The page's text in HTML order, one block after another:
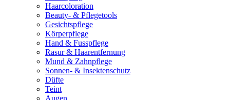
Haarcoloration
Beauty- & Pflegetools
Gesichtspflege
Körperpflege
Hand & Fusspflege
Rasur & Haarentfernung
Mund & Zahnpflege
Sonnen- & Insektenschutz
Düfte
Teint
Augen